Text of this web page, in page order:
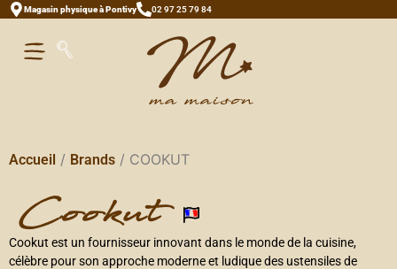
Magasin physique à Pontivy 02 97 25 79 84
Accueil / Brands / COOKUT
cookut
Cookut est un fournisseur innovant dans le monde de la cuisine,
célèbre pour son approche moderne et ludique des ustensiles de